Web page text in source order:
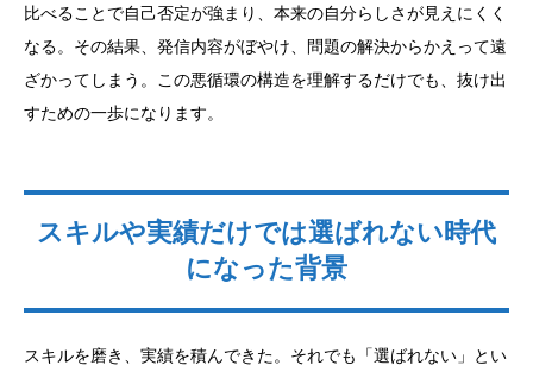
比べることで自己否定が強まり、本来の自分らしさが見えにくく
なる。その結果、発信内容がぼやけ、問題の解決からかえって遠
ざかってしまう。この悪循環の構造を理解するだけでも、抜け出
すための一歩になります。
スキルや実績だけでは選ばれない時代
になった背景
スキルを磨き、実績を積んできた。それでも「選ばれない」とい